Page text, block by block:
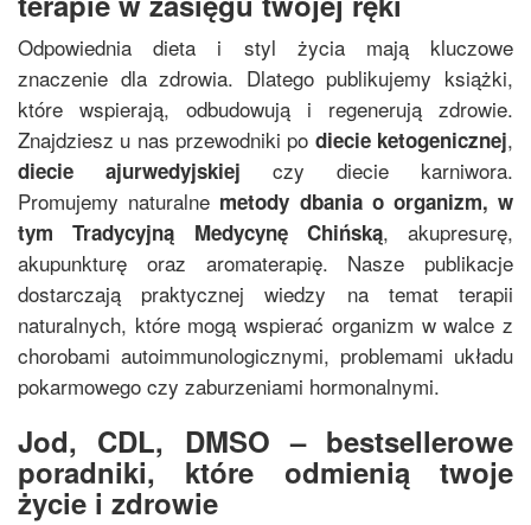
Odpowiednia dieta i styl życia mają kluczowe
znaczenie dla zdrowia. Dlatego publikujemy książki,
które wspierają, odbudowują i regenerują zdrowie.
Znajdziesz u nas przewodniki po diecie ketogenicznej,
diecie ajurwedyjskiej czy diecie karniwora.
Promujemy naturalne metody dbania o organizm, w
tymTradycyjną Medycynę Chińską, akupresurę,
akupunkturę oraz aromaterapię. Nasze publikacje
dostarczają praktycznej wiedzy na temat terapii
naturalnych, które mogą wspierać organizm w walce z
chorobami autoimmunologicznymi, problemami układu
pokarmowego czy zaburzeniami hormonalnymi.
Jod, CDL, DMSO – bestsellerowe
poradniki, które odmienią twoje
życie i zdrowie